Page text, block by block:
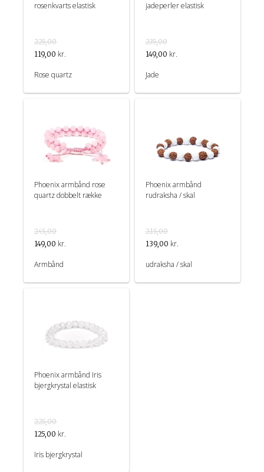
rosenkvarts elastisk
225,00
119,00 kr.
Rose quartz
jadeperler elastisk
235,00
149,00 kr.
Jade
Phoenix armbånd rose
quartz dobbelt række
245,00
149,00 kr.
Armbånd
Phoenix armbånd
rudraksha / skal
215,00
139,00 kr.
udraksha / skal
Phoenix armbånd Iris
bjergkrystal elastisk
225,00
125,00 kr.
Iris bjergkrystal